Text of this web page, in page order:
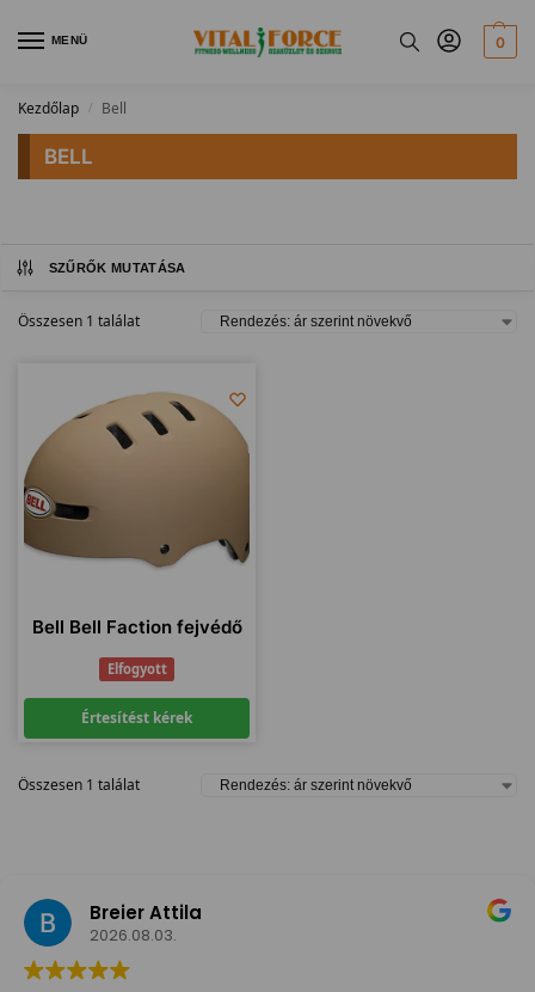
MENÜ 0
Kezdőlap / Bell
BELL
SZŰRŐK MUTATÁSA
Összesen 1 találat
Bell Bell Faction fejvédő
Elfogyott
Értesítést kérek
Összesen 1 találat
Breier Attila
2026.08.03.